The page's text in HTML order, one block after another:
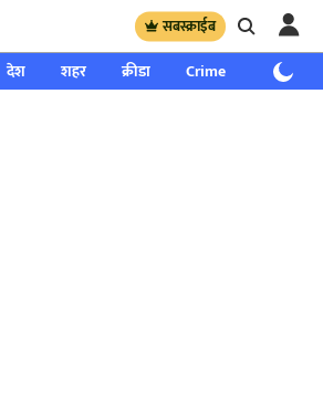
सबस्क्राईब
देश शहर क्रीडा Crime साप्ताहिक